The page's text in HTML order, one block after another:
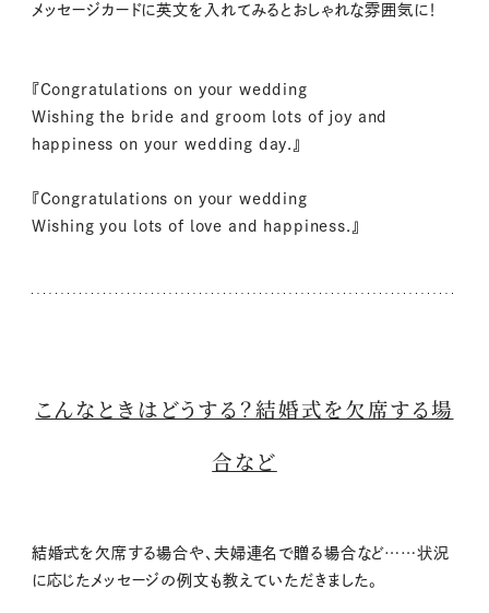
メッセージカードに英文を入れてみるとおしゃれな雰囲気に！
『Congratulations on your wedding
Wishing the bride and groom lots of joy and
happiness on your wedding day.』
『Congratulations on your wedding
Wishing you lots of love and happiness.』
こんなときはどうする？結婚式を欠席する場
合など
結婚式を欠席する場合や、夫婦連名で贈る場合など……状況
に応じたメッセージの例文も教えていただきました。